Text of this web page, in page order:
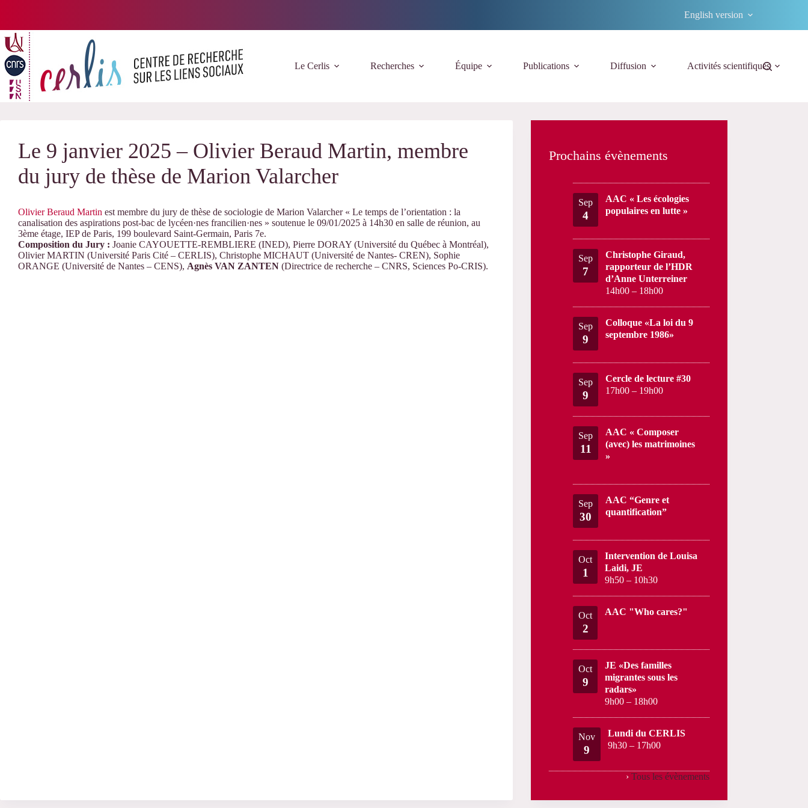
English version
Le Cerlis Recherches Équipe Publications Diffusion Activités scientifiques
Le 9 janvier 2025 – Olivier Beraud Martin, membre
du jury de thèse de Marion Valarcher
Olivier Beraud Martin est membre du jury de thèse de sociologie de Marion Valarcher « Le temps de l’orientation : la
canalisation des aspirations post-bac de lycéen·nes francilien·nes » soutenue le 09/01/2025 à 14h30 en salle de réunion, au
3ème étage, IEP de Paris, 199 boulevard Saint-Germain, Paris 7e.
Composition du Jury : Joanie CAYOUETTE-REMBLIERE (INED), Pierre DORAY (Université du Québec à Montréal),
Olivier MARTIN (Université Paris Cité – CERLIS), Christophe MICHAUT (Université de Nantes- CREN), Sophie
ORANGE (Université de Nantes – CENS), Agnès VAN ZANTEN (Directrice de recherche – CNRS, Sciences Po-CRIS).
Prochains évènements
Sep
4
AAC « Les écologies
populaires en lutte »
Sep
7
Christophe Giraud,
rapporteur de l’HDR
d’Anne Unterreiner
14h00 – 18h00
Sep
9
Colloque «La loi du 9
septembre 1986»
Sep
9
Cercle de lecture #30
17h00 – 19h00
Sep
11
AAC « Composer
(avec) les matrimoines
»
Sep
30
AAC “Genre et
quantification”
Oct
1
Intervention de Louisa
Laidi, JE
9h50 – 10h30
Oct
2
AAC "Who cares?"
Oct
9
JE «Des familles
migrantes sous les
radars»
9h00 – 18h00
Nov
9
Lundi du CERLIS
9h30 – 17h00
› Tous les évènements